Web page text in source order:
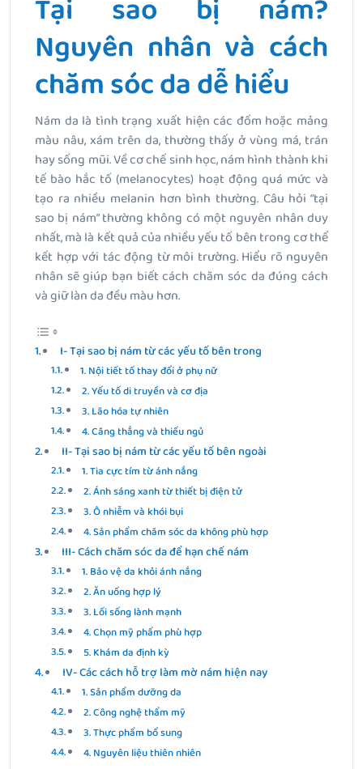
Tại sao bị nám?
Nguyên nhân và cách
chăm sóc da dễ hiểu
Nám da là tình trạng xuất hiện các đốm hoặc mảng
màu nâu, xám trên da, thường thấy ở vùng má, trán
hay sống mũi. Về cơ chế sinh học, nám hình thành khi
tế bào hắc tố (melanocytes) hoạt động quá mức và
tạo ra nhiều melanin hơn bình thường. Câu hỏi “tại
sao bị nám” thường không có một nguyên nhân duy
nhất, mà là kết quả của nhiều yếu tố bên trong cơ thể
kết hợp với tác động từ môi trường. Hiểu rõ nguyên
nhân sẽ giúp bạn biết cách chăm sóc da đúng cách
và giữ làn da đều màu hơn.
I- Tại sao bị nám từ các yếu tố bên trong
1. Nội tiết tố thay đổi ở phụ nữ
2. Yếu tố di truyền và cơ địa
3. Lão hóa tự nhiên
4. Căng thẳng và thiếu ngủ
II- Tại sao bị nám từ các yếu tố bên ngoài
1. Tia cực tím từ ánh nắng
2. Ánh sáng xanh từ thiết bị điện tử
3. Ô nhiễm và khói bụi
4. Sản phẩm chăm sóc da không phù hợp
III- Cách chăm sóc da để hạn chế nám
1. Bảo vệ da khỏi ánh nắng
2. Ăn uống hợp lý
3. Lối sống lành mạnh
4. Chọn mỹ phẩm phù hợp
5. Khám da định kỳ
IV- Các cách hỗ trợ làm mờ nám hiện nay
1. Sản phẩm dưỡng da
2. Công nghệ thẩm mỹ
3. Thực phẩm bổ sung
4. Nguyên liệu thiên nhiên